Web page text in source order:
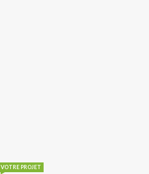
VOTRE PROJET